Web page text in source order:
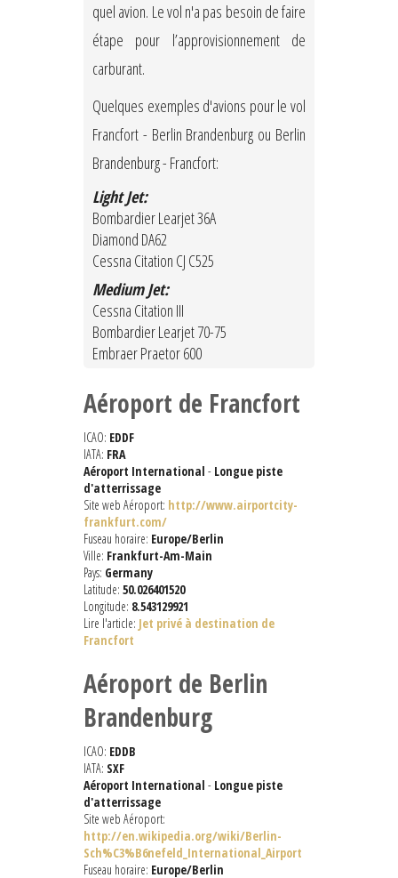
quel avion. Le vol n'a pas besoin de faire
étape pour l’approvisionnement de
carburant.
Quelques exemples d'avions pour le vol
Francfort - Berlin Brandenburg ou Berlin
Brandenburg - Francfort:
Light Jet:
Bombardier Learjet 36A
Diamond DA62
Cessna Citation CJ C525
Medium Jet:
Cessna Citation III
Bombardier Learjet 70-75
Embraer Praetor 600
Aéroport de Francfort
ICAO: EDDF
IATA: FRA
Aéroport International - Longue piste
d'atterrissage
Site web Aéroport: http://www.airportcity-
frankfurt.com/
Fuseau horaire: Europe/Berlin
Ville: Frankfurt-Am-Main
Pays: Germany
Latitude: 50.026401520
Longitude: 8.543129921
Lire l'article: Jet privé à destination de
Francfort
Aéroport de Berlin
Brandenburg
ICAO: EDDB
IATA: SXF
Aéroport International - Longue piste
d'atterrissage
Site web Aéroport:
http://en.wikipedia.org/wiki/Berlin-
Sch%C3%B6nefeld_International_Airport
Fuseau horaire: Europe/Berlin